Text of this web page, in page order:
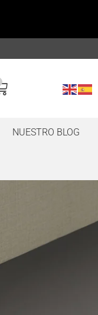
NUESTRO BLOG